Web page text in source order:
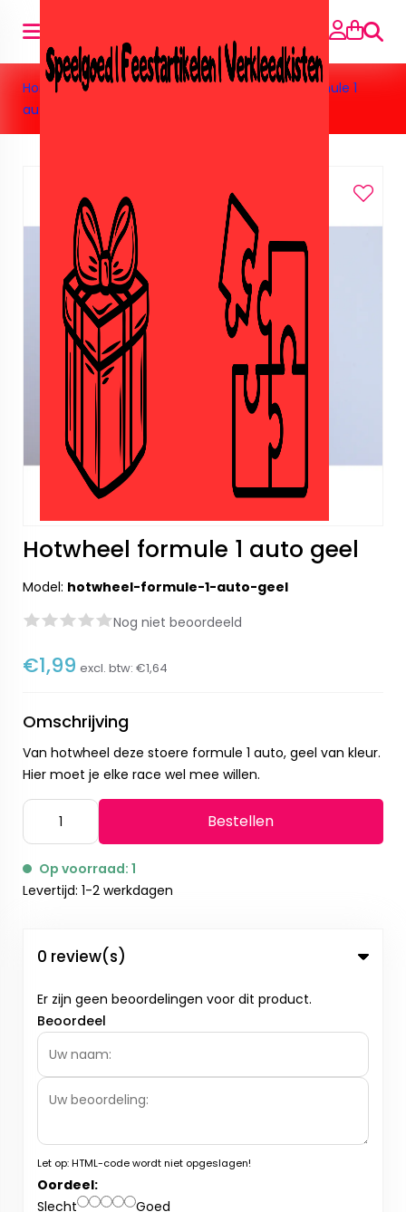
Home >Speelgoed > Hotwheels > Hotwheel formule 1
auto geel
Hotwheel formule 1 auto geel
Model: hotwheel-formule-1-auto-geel
Nog niet beoordeeld
€1,99 excl. btw: €1,64
Omschrijving
Van hotwheel deze stoere formule 1 auto, geel van kleur.
Hier moet je elke race wel mee willen.
Bestellen
Op voorraad: 1
Levertijd: 1-2 werkdagen
0 review(s)
Er zijn geen beoordelingen voor dit product.
Beoordeel
Let op:HTML-code wordt niet opgeslagen!
Oordeel:
Slecht
Goed